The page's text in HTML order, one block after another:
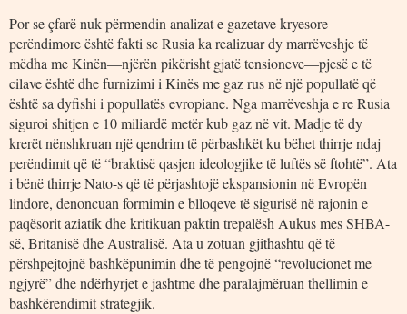
Por se çfarë nuk përmendin analizat e gazetave kryesore
perëndimore është fakti se Rusia ka realizuar dy marrëveshje të
mëdha me Kinën―njërën pikërisht gjatë tensioneve―pjesë e të
cilave është dhe furnizimi i Kinës me gaz rus në një popullatë që
është sa dyfishi i popullatës evropiane. Nga marrëveshja e re Rusia
siguroi shitjen e 10 miliardë metër kub gaz në vit. Madje të dy
krerët nënshkruan një qendrim të përbashkët ku bëhet thirrje ndaj
perëndimit që të “braktisë qasjen ideologjike të luftës së ftohtë”. Ata
i bënë thirrje Nato-s që të përjashtojë ekspansionin në Evropën
lindore, denoncuan formimin e blloqeve të sigurisë në rajonin e
paqësorit aziatik dhe kritikuan paktin trepalësh Aukus mes SHBA-
së, Britanisë dhe Australisë. Ata u zotuan gjithashtu që të
përshpejtojnë bashkëpunimin dhe të pengojnë “revolucionet me
ngjyrë” dhe ndërhyrjet e jashtme dhe paralajmëruan thellimin e
bashkërendimit strategjik.